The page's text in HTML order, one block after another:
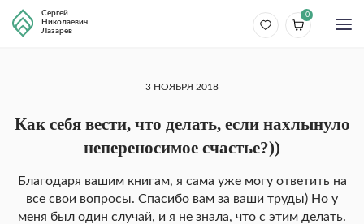
Сергей
Николаевич
Лазарев
0
3 НОЯБРЯ 2018
Как себя вести, что делать, если нахлынуло
непереносимое счастье?))
Благодаря вашим книгам, я сама уже могу ответить на
все свои вопросы. Спасибо вам за ваши труды) Но у
меня был один случай, и я не знала, что с этим делать.